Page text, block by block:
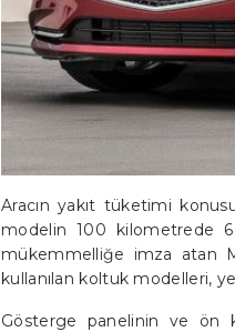
Aracın yakıt tüketimi
modelin 100 kilometrede
mükemmelliğe imza atan
kullanılan koltuk modelleri,
Gösterge panelinin ve ön